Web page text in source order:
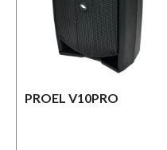
del Grappa
Mezzanota
| Valdagno
PROEL V10PRO